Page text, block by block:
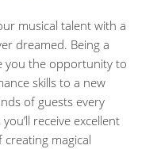
musical talent with a
dreamed. Being a
you the opportunity to
skills to a new
of guests every
receive excellent
magical